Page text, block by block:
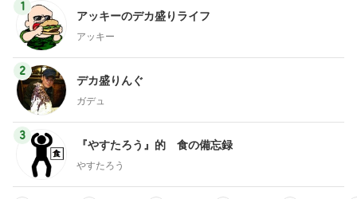
1
アッキーのデカ盛りライフ
アッキー
2
デカ盛りんぐ
ガデュ
3
『やすたろう』的 食の備忘録
やすたろう